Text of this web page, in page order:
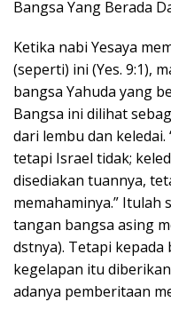
Bangsa Yang Berada
Ketika nabi Yesaya
(seperti) ini (Yes. 9:1),
bangsa Yahuda yang
Bangsa ini dilihat
dari lembu dan
tetapi Israel tidak;
disediakan tuannya,
memahaminya.” Itulah
tangan bangsa asing
dstnya). Tetapi kepada
kegelapan itu
adanya pemberitaan